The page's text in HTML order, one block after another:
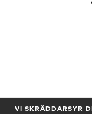
VI SKRÄDDARSYR